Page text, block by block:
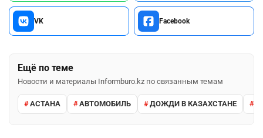
VK Facebook
Ещё по теме
Новости и материалы Informburo.kz по связанным темам
АСТАНА АВТОМОБИЛЬ ДОЖДИ В КАЗАХСТАНЕ